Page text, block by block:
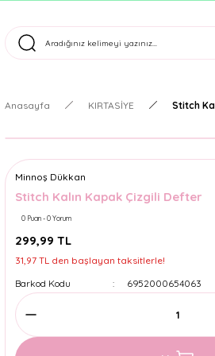
Tüm Siparişler Aynı Gün
Anasayfa KIRTASİYE Stitch
Minnoş Dükkan
Stitch Kalın Kapak Çizgili Defter
0 Puan - 0 Yorum
299,99 TL
31,97 TL den başlayan taksitlerle!
Barkod Kodu
6952000654063